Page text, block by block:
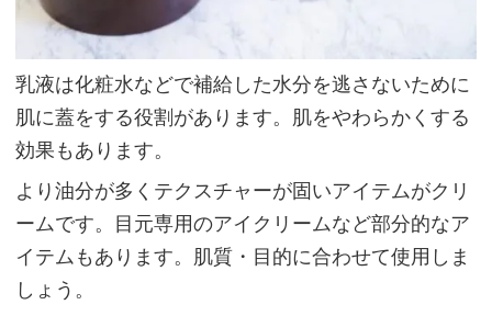
ケ
の
目
的・
使
用
ア
イ
テ
乳液は化粧水などで補給した水分を逃さないために
肌に蓋をする役割があります。肌をやわらかくする
効果もあります。
より油分が多くテクスチャーが固いアイテムがクリ
ームです。目元専用のアイクリームなど部分的なア
イテムもあります。肌質・目的に合わせて使用しま
しょう。